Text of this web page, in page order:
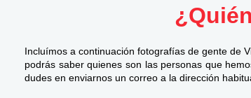
Incluímos a continuación fotografías de gente de
podrás saber quienes son las personas que
dudes en enviarnos un correo a la dirección